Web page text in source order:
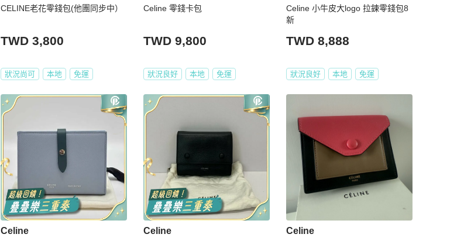
CELINE老花零錢包(他團同步中）
TWD 3,800
狀況尚可 本地 免運
Celine 零錢卡包
TWD 9,800
狀況良好 本地 免運
Celine 小牛皮大logo 拉鍊零錢包8
新
TWD 8,888
狀況良好 本地 免運
Celine Celine Celine